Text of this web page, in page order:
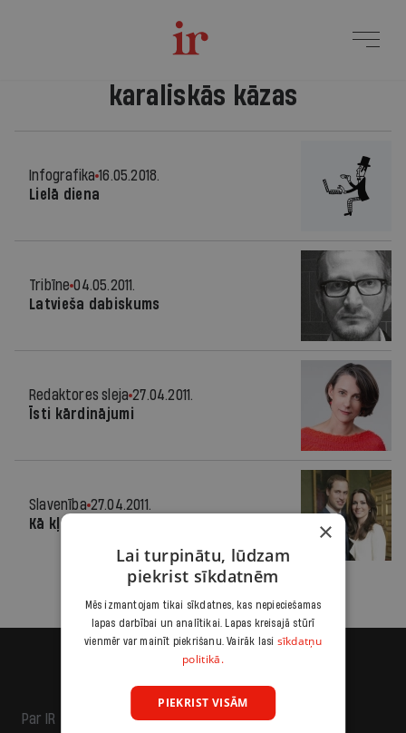
karaliskās kāzas
Infografika 16.05.2018.
Lielā diena
Tribīne 04.05.2011.
Latvieša dabiskums
Redaktores sleja 27.04.2011.
Īsti kārdinājumi
Slavenība 27.04.2011.
Kā kļūt par princesi?
Par IR
×
Lai turpinātu, lūdzam
piekrist sīkdatnēm
Mēs izmantojam tikai sīkdatnes, kas nepieciešamas
lapas darbībai un analītikai. Lapas kreisajā stūrī
vienmēr var mainīt piekrišanu. Vairāk lasi sīkdatņu
politikā.
PIEKRIST VISĀM